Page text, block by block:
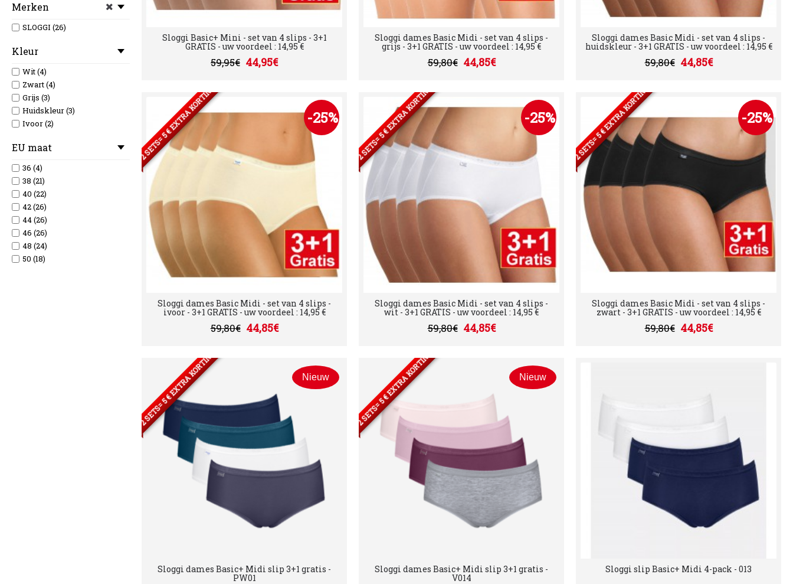
Merken
SLOGGI (26)
Kleur
Wit (4)
Zwart (4)
Grijs (3)
Huidskleur (3)
Ivoor (2)
EU maat
36 (4)
38 (21)
40 (22)
42 (26)
44 (26)
46 (26)
48 (24)
50 (18)
Sloggi Basic+ Mini - set van 4 slips - 3+1
GRATIS - uw voordeel : 14,95 €
59,95€ 44,95€
Sloggi dames Basic Midi - set van 4 slips -
grijs - 3+1 GRATIS - uw voordeel : 14,95 €
59,80€ 44,85€
Sloggi dames Basic Midi - set van 4 slips -
huidskleur - 3+1 GRATIS - uw voordeel : 14,95 €
59,80€ 44,85€
2 SETS= 5 € EXTRA KORTING -25%
Sloggi dames Basic Midi - set van 4 slips -
ivoor - 3+1 GRATIS - uw voordeel : 14,95 €
59,80€ 44,85€
2 SETS= 5 € EXTRA KORTING -25%
Sloggi dames Basic Midi - set van 4 slips -
wit - 3+1 GRATIS - uw voordeel : 14,95 €
59,80€ 44,85€
2 SETS= 5 € EXTRA KORTING -25%
Sloggi dames Basic Midi - set van 4 slips -
zwart - 3+1 GRATIS - uw voordeel : 14,95 €
59,80€ 44,85€
2 SETS= 5 € EXTRA KORTING Nieuw
Sloggi dames Basic+ Midi slip 3+1 gratis -
PW01
2 SETS= 5 € EXTRA KORTING Nieuw
Sloggi dames Basic+ Midi slip 3+1 gratis -
V014
Sloggi slip Basic+ Midi 4-pack - 013